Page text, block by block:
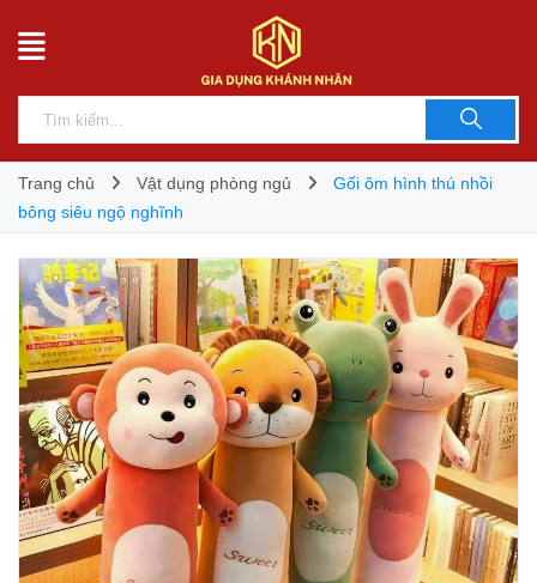
Trang chủ Vật dụng phòng ngủ
Gối ôm hình thú nhồi
bông siêu ngộ nghĩnh